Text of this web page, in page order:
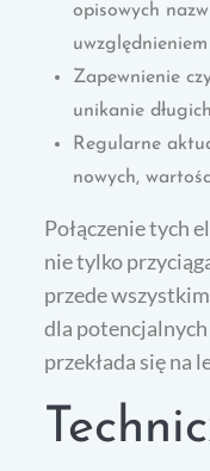
opisowych
uwzględnieniem
Zapewnienie
unikanie
Regularne
nowych,
Połączenie tych
nie tylko
przede
dla
przekłada się na